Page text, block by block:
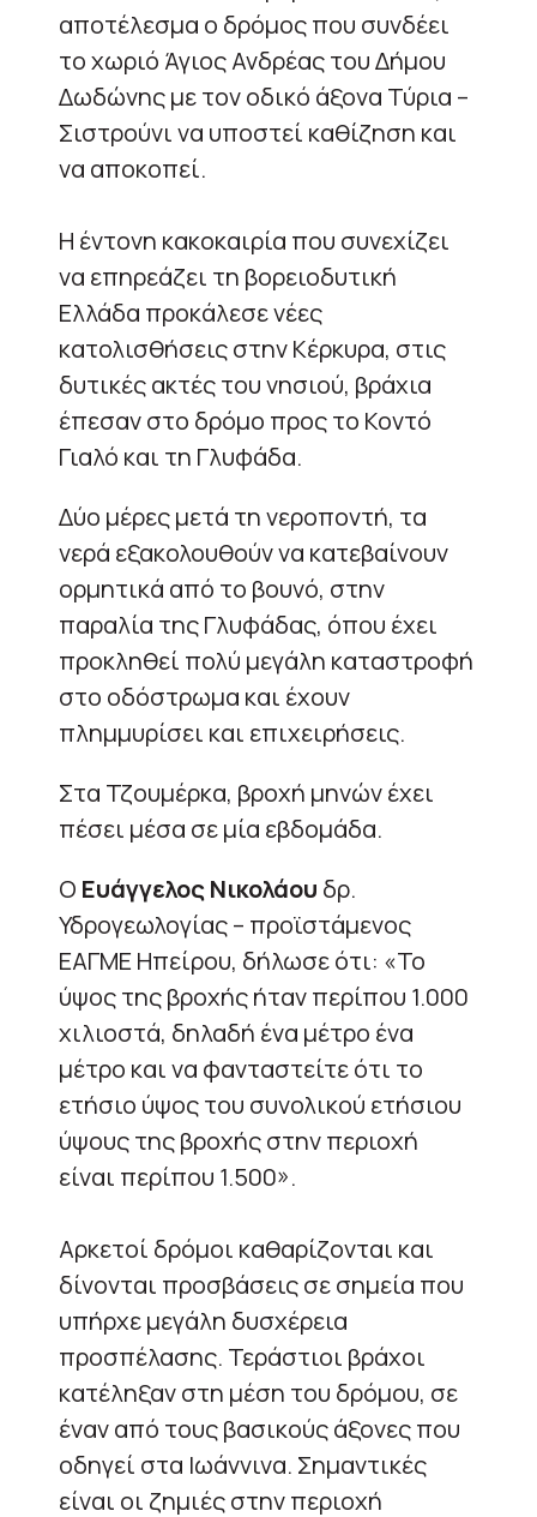
αποτέλεσμα ο δρόμος που συνδέει
το χωριό Άγιος Ανδρέας του Δήμου
Δωδώνης με τον οδικό άξονα Τύρια –
Σιστρούνι να υποστεί καθίζηση και
να αποκοπεί.
Η έντονη κακοκαιρία που συνεχίζει
να επηρεάζει τη βορειοδυτική
Ελλάδα προκάλεσε νέες
κατολισθήσεις στην Κέρκυρα, στις
δυτικές ακτές του νησιού, βράχια
έπεσαν στο δρόμο προς το Κοντό
Γιαλό και τη Γλυφάδα.
Δύο μέρες μετά τη νεροποντή, τα
νερά εξακολουθούν να κατεβαίνουν
ορμητικά από το βουνό, στην
παραλία της Γλυφάδας, όπου έχει
προκληθεί πολύ μεγάλη καταστροφή
στο οδόστρωμα και έχουν
πλημμυρίσει και επιχειρήσεις.
Στα Τζουμέρκα, βροχή μηνών έχει
πέσει μέσα σε μία εβδομάδα.
Ο Ευάγγελος Νικολάου δρ.
Υδρογεωλογίας – προϊστάμενος
ΕΑΓΜΕ Ηπείρου, δήλωσε ότι: «Το
ύψος της βροχής ήταν περίπου 1.000
χιλιοστά, δηλαδή ένα μέτρο ένα
μέτρο και να φανταστείτε ότι το
ετήσιο ύψος του συνολικού ετήσιου
ύψους της βροχής στην περιοχή
είναι περίπου 1.500».
Αρκετοί δρόμοι καθαρίζονται και
δίνονται προσβάσεις σε σημεία που
υπήρχε μεγάλη δυσχέρεια
προσπέλασης. Τεράστιοι βράχοι
κατέληξαν στη μέση του δρόμου, σε
έναν από τους βασικούς άξονες που
οδηγεί στα Ιωάννινα. Σημαντικές
είναι οι ζημιές στην περιοχή